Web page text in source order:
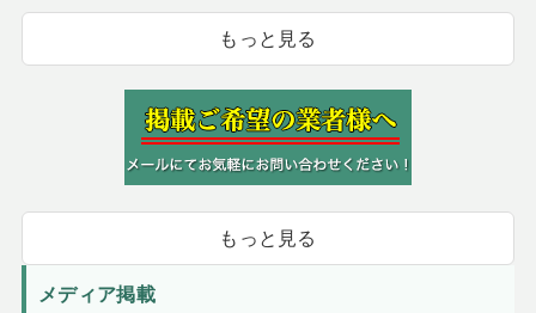
もっと見る
もっと見る
メディア掲載